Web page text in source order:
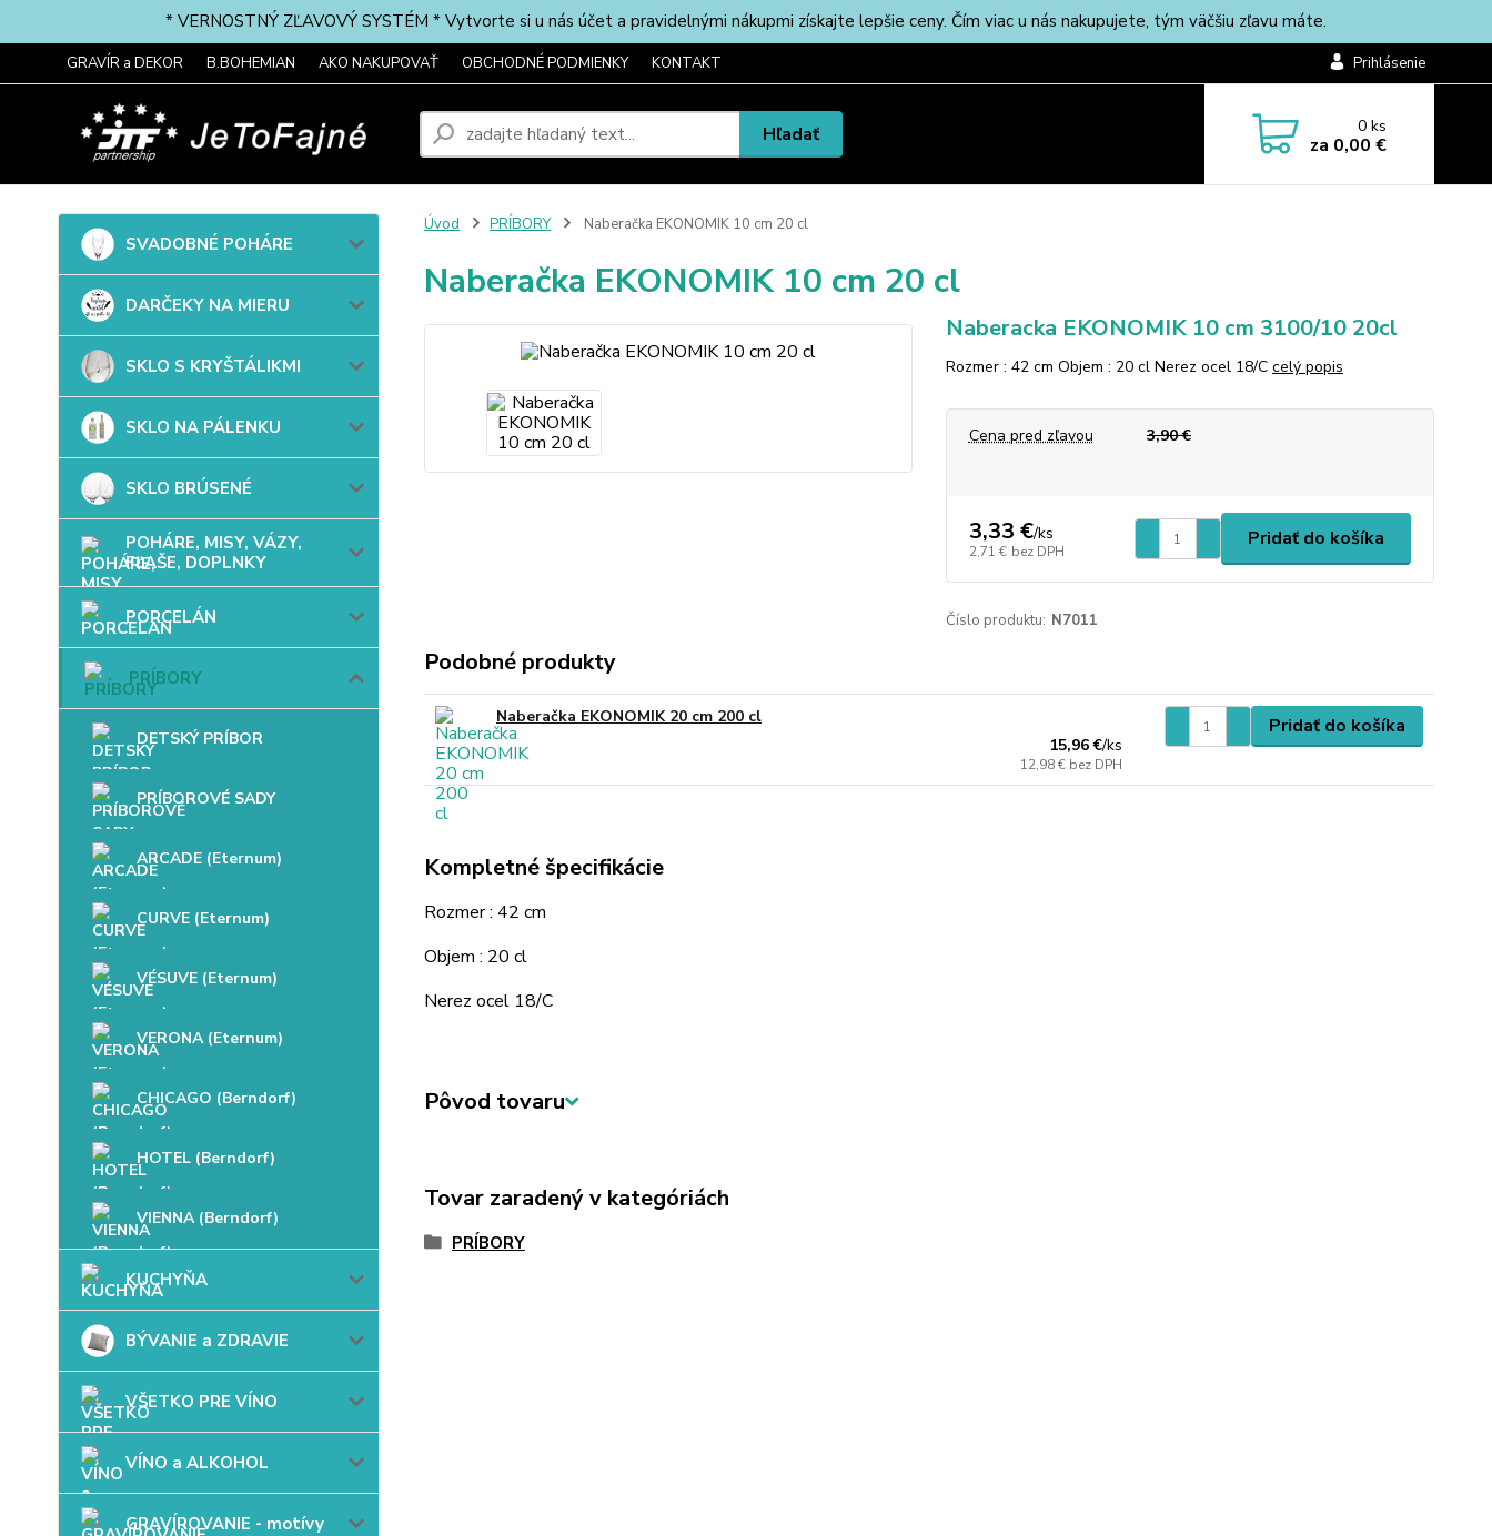
* VERNOSTNÝ ZĽAVOVÝ SYSTÉM * Vytvorte si u nás účet a pravidelnými nákupmi získajte lepšie ceny. Čím viac u nás nakupujete, tým väčšiu zľavu máte.
GRAVÍR a DEKOR B.BOHEMIAN AKO NAKUPOVAŤ OBCHODNÉ PODMIENKY KONTAKT Prihlásenie
Hľadať 0ks
za 0,00 €
SVADOBNÉ POHÁRE
DARČEKY NA MIERU
SKLO S KRYŠTÁLIKMI
SKLO NA PÁLENKU
SKLO BRÚSENÉ
POHÁRE, MISY, VÁZY,
FĽAŠE, DOPLNKY
PORCELÁN
PRÍBORY
DETSKÝ PRÍBOR
PRÍBOROVÉ SADY
ARCADE (Eternum)
CURVE (Eternum)
VÉSUVE (Eternum)
VERONA (Eternum)
CHICAGO (Berndorf)
HOTEL (Berndorf)
VIENNA (Berndorf)
KUCHYŇA
BÝVANIE a ZDRAVIE
VŠETKO PRE VÍNO
VÍNO a ALKOHOL
GRAVÍROVANIE - motívy
Úvod PRÍBORY Naberačka EKONOMIK 10 cm 20 cl
Naberačka EKONOMIK 10 cm 20 cl
Naberacka EKONOMIK 10 cm 3100/10 20cl
Rozmer : 42 cm Objem : 20 cl Nerez ocel 18/C celý popis
Cena pred zľavou 3,90 €
3,33 €/ks
2,71 € bez DPH
Pridať do košíka
Číslo produktu: N7011
Podobné produkty
Naberačka EKONOMIK 20 cm 200 cl
15,96 €/ks
12,98 € bez DPH
Pridať do košíka
Kompletné špecifikácie
Rozmer : 42 cm
Objem : 20 cl
Nerez ocel 18/C
Pôvod tovaru
Tovar zaradený v kategóriách
PRÍBORY